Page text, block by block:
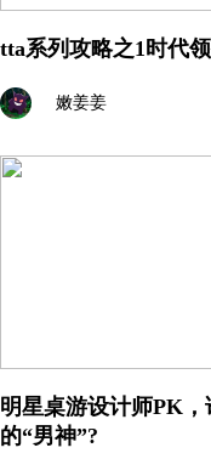
tta系列攻略之1时代
嫩姜姜
明星桌游设计师PK
的“男神”?